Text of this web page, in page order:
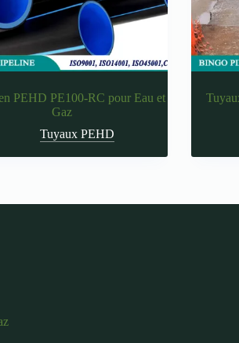
PEHD PE100-RC pour Eau et
Gaz
Tuyaux PEHD